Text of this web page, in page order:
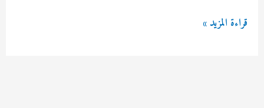
شركة
قراءة المزيد »